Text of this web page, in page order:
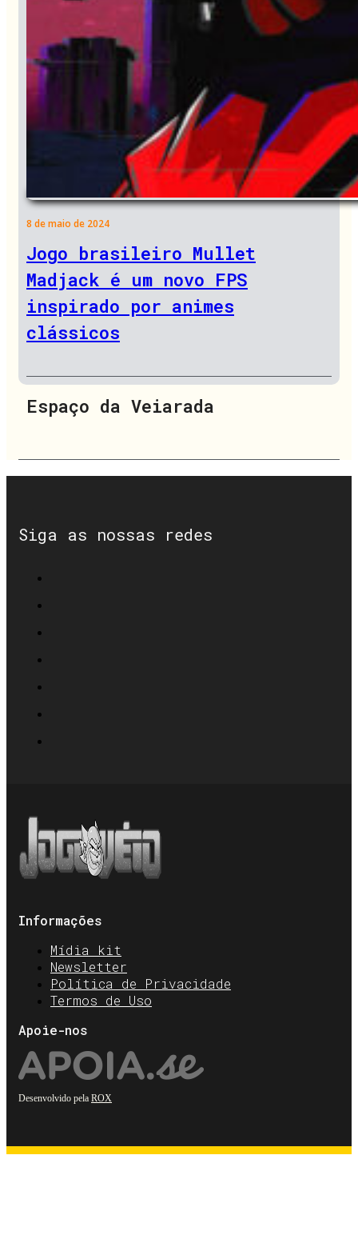
8 de maio de 2024
Jogo brasileiro Mullet
Madjack é um novo FPS
inspirado por animes
clássicos
Espaço da Veiarada
Siga as nossas redes
Informações
Mídia kit
Newsletter
Política de Privacidade
Termos de Uso
Apoie-nos
Desenvolvido pela ROX